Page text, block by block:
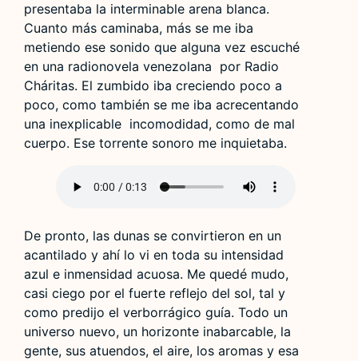
presentaba la interminable arena blanca.
Cuanto más caminaba, más se me iba
metiendo ese sonido que alguna vez escuché
en una radionovela venezolana por Radio
Cháritas. El zumbido iba creciendo poco a
poco, como también se me iba acrecentando
una inexplicable incomodidad, como de mal
cuerpo. Ese torrente sonoro me inquietaba.
De pronto, las dunas se convirtieron en un
acantilado y ahí lo vi en toda su intensidad
azul e inmensidad acuosa. Me quedé mudo,
casi ciego por el fuerte reflejo del sol, tal y
como predijo el verborrágico guía. Todo un
universo nuevo, un horizonte inabarcable, la
gente, sus atuendos, el aire, los aromas y esa